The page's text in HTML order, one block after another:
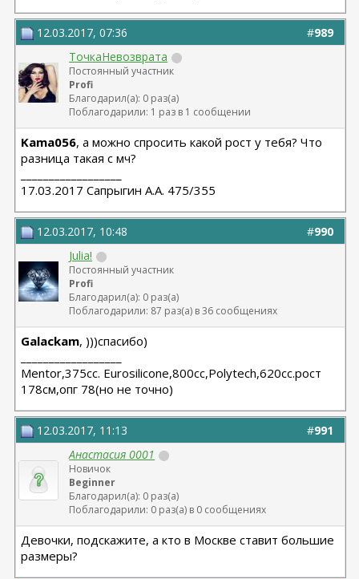
#989
12.03.2017, 07:36
ТочкаНевозврата
Постоянный участник
Profi
Благодарил(а): 0 раз(а)
Поблагодарили: 1 раз в 1 сообщении
Kama056, а можно спросить какой рост у тебя? Что
разница такая с мч?
17.03.2017 Сапрыгин А.А. 475/355
#990
12.03.2017, 10:48
Julia!
Постоянный участник
Profi
Благодарил(а): 0 раз(а)
Поблагодарили: 87 раз(а) в 36 сообщениях
Galackam, )))спасибо)
Мentor,375cc. Eurosilicone,800cc,Polytech,620cc.рост
178см,опг 78(но не точно)
#991
12.03.2017, 11:13
Анастасия 0001
Новичок
Beginner
Благодарил(а): 0 раз(а)
Поблагодарили: 0 раз(а) в 0 сообщениях
Девочки, подскажите, а кто в Москве ставит большие
размеры?